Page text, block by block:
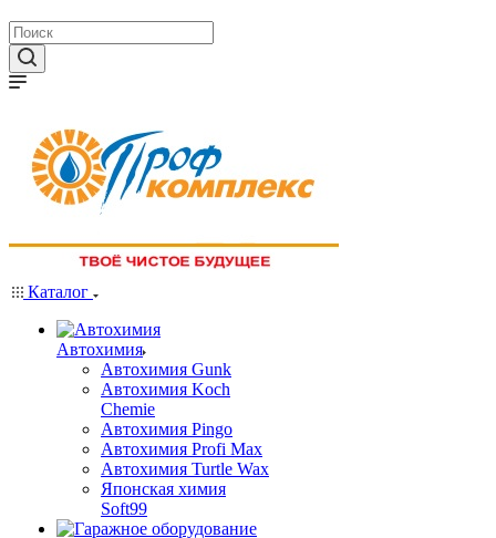
Каталог
Автохимия
Автохимия Gunk
Автохимия Koch
Chemie
Автохимия Pingo
Автохимия Profi Max
Автохимия Turtle Wax
Японская химия
Soft99